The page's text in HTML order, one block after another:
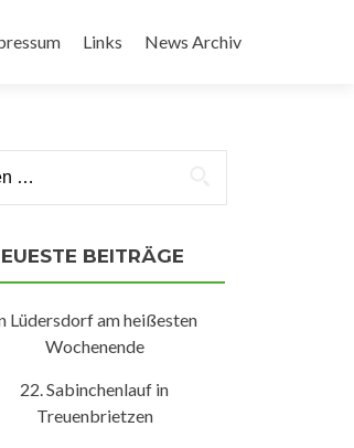
Links News Archiv
BEITRÄGE
Lüdersdorf am heißesten
Wochenende
22. Sabinchenlauf in
Treuenbrietzen